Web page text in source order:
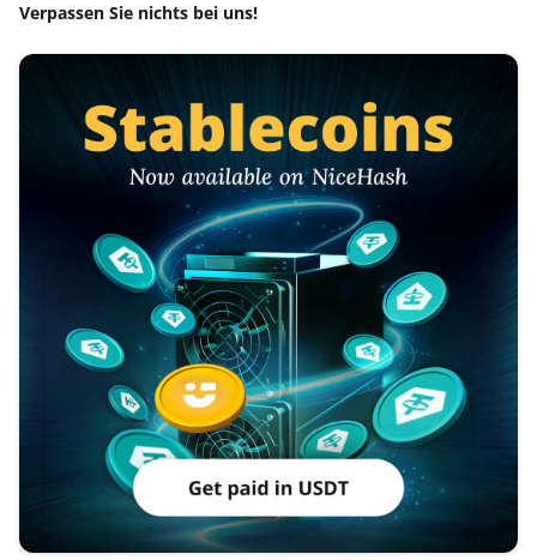
Verpassen Sie nichts bei uns!